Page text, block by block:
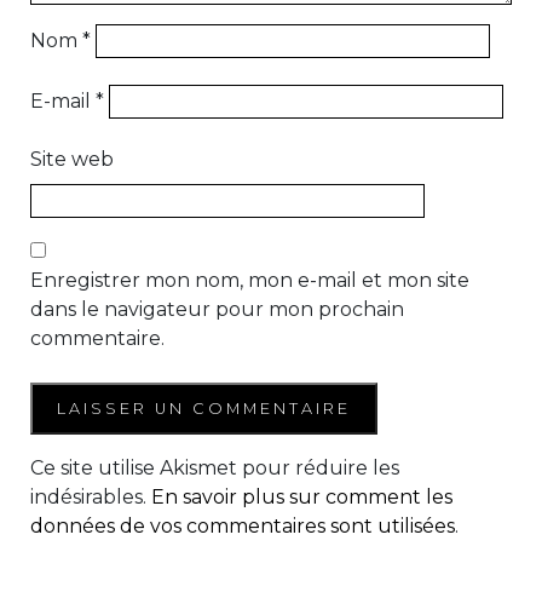
Nom *
E-mail *
Site web
Enregistrer mon nom, mon e-mail et mon site
dans le navigateur pour mon prochain
commentaire.
Ce site utilise Akismet pour réduire les
indésirables. En savoir plus sur comment les
données de vos commentaires sont utilisées.